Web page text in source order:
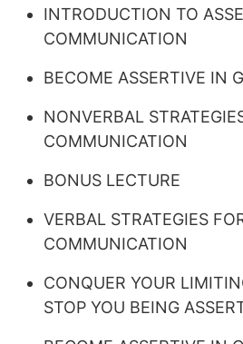
INTRODUCTION TO
COMMUNICATION
BECOME ASSERTIVE IN
NONVERBAL
COMMUNICATION
BONUS LECTURE
VERBAL STRATEGIES
COMMUNICATION
CONQUER YOUR
STOP YOU BEING